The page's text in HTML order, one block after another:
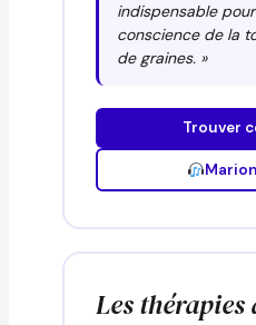
indispensable
conscience de la
de graines. »
Trouver
Les thérapies